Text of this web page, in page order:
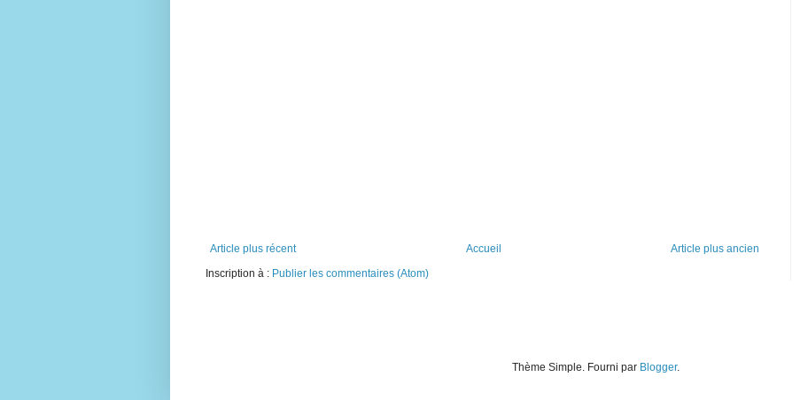
Article plus récent Article plus ancien
Accueil
Inscription à : Publier les commentaires (Atom)
Thème Simple. Fourni par Blogger.